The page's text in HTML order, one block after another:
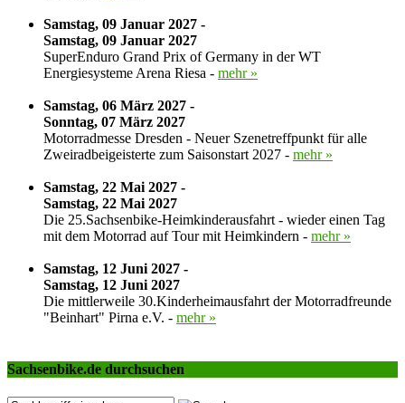
Samstag, 09 Januar 2027 -
Samstag, 09 Januar 2027
SuperEnduro Grand Prix of Germany in der WT
Energiesysteme Arena Riesa - mehr »
Samstag, 06 März 2027 -
Sonntag, 07 März 2027
Motorradmesse Dresden - Neuer Szenetreffpunkt für alle
Zweiradbeigeisterte zum Saisonstart 2027 - mehr »
Samstag, 22 Mai 2027 -
Samstag, 22 Mai 2027
Die 25.Sachsenbike-Heimkinderausfahrt - wieder einen Tag
mit dem Motorrad auf Tour mit Heimkindern - mehr »
Samstag, 12 Juni 2027 -
Samstag, 12 Juni 2027
Die mittlerweile 30.Kinderheimausfahrt der Motorradfreunde
"Beinhart" Pirna e.V. - mehr »
Sachsenbike.de durchsuchen